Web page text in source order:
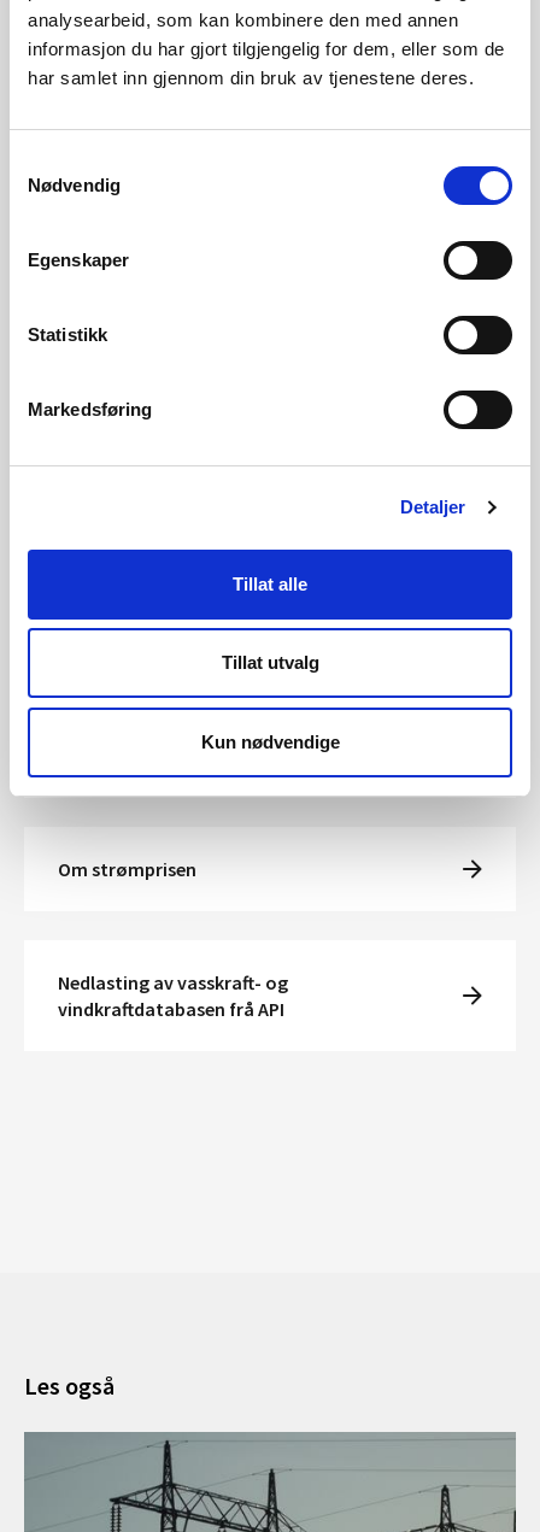
analysearbeid, som kan kombinere den med annen
informasjon du har gjort tilgjengelig for dem, eller som de
har samlet inn gjennom din bruk av tjenestene deres.
Nødvendig
Egenskaper
Statistikk
Markedsføring
Detaljer
Tillat alle
Tillat utvalg
Kun nødvendige
For fleire detaljer, sjå:www.senorge.no/map
Kontaktperson
Kraftpriser og kraftsystemdata
Se også kvartalsrapport for kraftmarkedet
Magasinstatistikk
Hydrologiske data til
kraftsituasjonsrapporten
Om strømprisen
Nedlasting av vasskraft- og
vindkraftdatabasen frå API
Les også